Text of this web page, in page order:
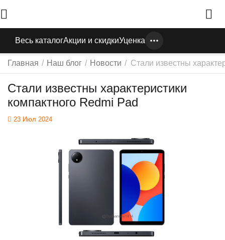
Весь каталогАкции и скидкиУценка
Главная / Наш блог / Новости / Стали известны
Стали известны характеристики
компактного Redmi Pad
23 Июл 2024